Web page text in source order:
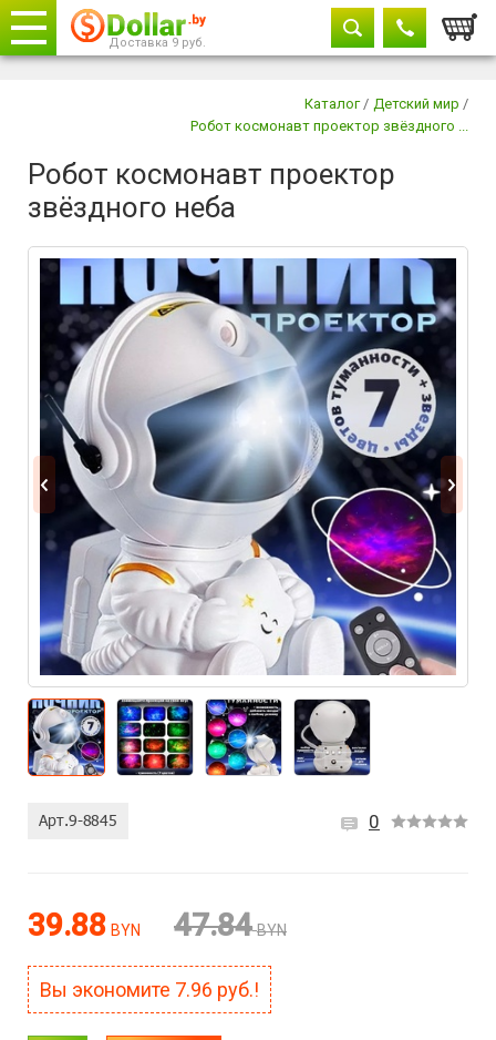
+375 29882-11-33
Доставка 9 руб.
Каталог / Детский мир /
Робот космонавт проектор звёздного ...
Робот космонавт проектор
звёздного неба
0
39.88 BYN 47.84 BYN
Вы экономите 7.96 руб.!